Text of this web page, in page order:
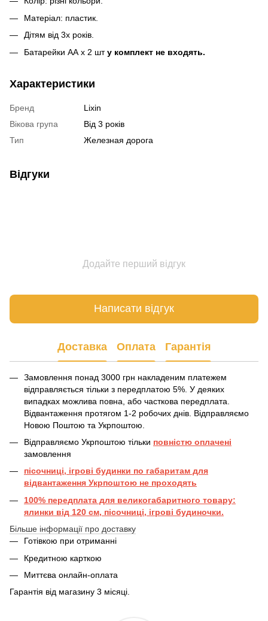
Матеріал: пластик.
Дітям від 3х років.
Батарейки АА х 2 шту комплект не входять.
Характеристики
Бренд
Lixin
Вікова група
Від 3 років
Тип
Железная дорога
Відгуки
Додайте перший відгук
Написати відгук
Доставка Оплата Гарантія
Замовлення понад 3000 грн накладеним платежем
відправляється тільки з передплатою 5%. У деяких
випадках можлива повна, або часткова передплата.
Відвантаження протягом 1-2 робочих днів. Відправляємо
Новою Поштою та Укрпоштою.
Відправляємо Укрпоштою тільки повністю оплачені
замовлення
пісочниці, ігрові будинки по габаритам для
відвантаження Укрпоштою не проходять
100% передплата для великогабаритного товару:
ялинки від 120 см, пісочниці, ігрові будиночки.
Більше інформації про доставку
Готівкою при отриманні
Кредитною карткою
Миттєва онлайн-оплата
Гарантія від магазину 3 місяці.